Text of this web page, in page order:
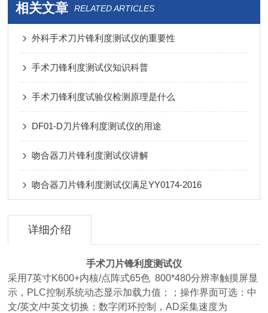
相关文章 RELATED ARTICLES
外科手术刀片锋利度测试仪的重要性
手术刀锋利度测试仪知识科普
手术刀锋利度试验仪检测原理是什么
DF01-D刀片锋利度测试仪的用途
吻合器刀片锋利度测试仪讲解
吻合器刀片锋利度测试仪满足YY0174-2016
详细介绍
手术刀片锋利度测试仪
采用7英寸K600+内核/点阵式65色 800*480分辨率触摸屏显
示，PLC控制系统动态显示加载力值；；操作界面可选：中
文/英文/中英文切换；数字闭环控制，AD采集速度为